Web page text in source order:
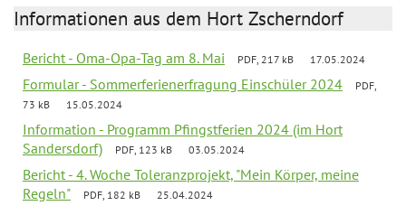
Informationen aus dem Hort Zscherndorf
Bericht - Oma-Opa-Tag am 8. Mai PDF, 217 kB 17.05.2024
Formular - Sommerferienerfragung Einschüler 2024
PDF,
73 kB
15.05.2024
Information - Programm Pfingstferien 2024 (im Hort
Sandersdorf)
PDF, 123 kB 03.05.2024
Bericht - 4. Woche Toleranzprojekt, "Mein Körper, meine
Regeln"
PDF, 182 kB 25.04.2024